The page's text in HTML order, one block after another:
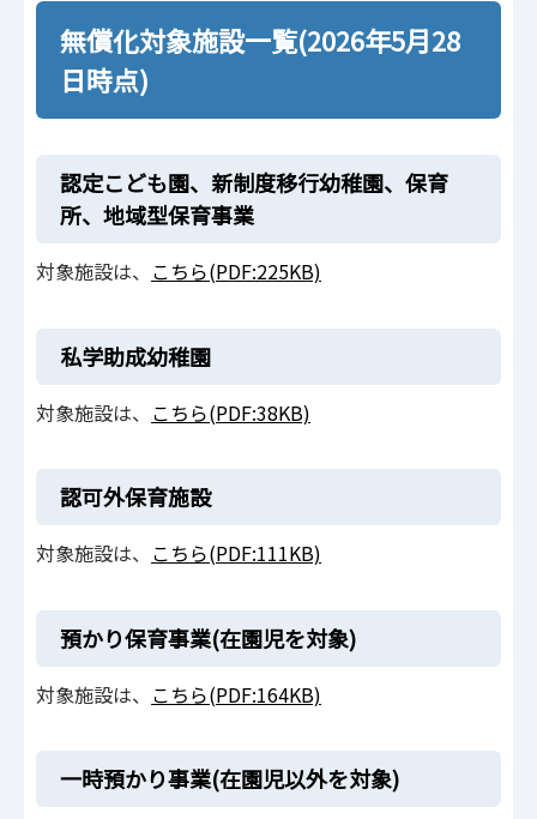
無償化対象施設一覧(2026年5月28
日時点)
認定こども園、新制度移行幼稚園、保育
所、地域型保育事業
対象施設は、 こちら(PDF:225KB)
私学助成幼稚園
対象施設は、 こちら(PDF:38KB)
認可外保育施設
対象施設は、 こちら(PDF:111KB)
預かり保育事業(在園児を対象)
対象施設は、 こちら(PDF:164KB)
一時預かり事業(在園児以外を対象)